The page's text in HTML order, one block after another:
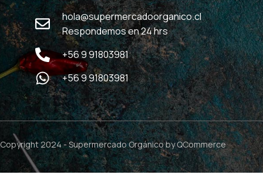
hola@supermercadoorganico.cl
Respondemos en 24 hrs
+56 9 91803981
+56 9 91803981
Copyright 2024 -Supermercado Orgánicoby QCommerce